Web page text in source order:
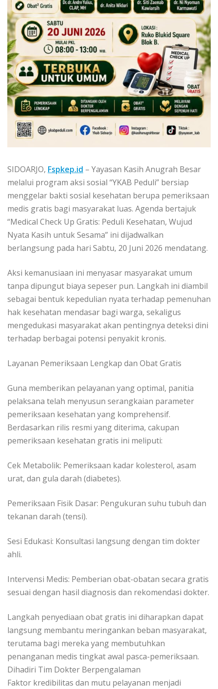
SIDOARJO, Fspkep.id – Yayasan Kasih Anugrah Besar
melalui program aksi sosial “YKAB Peduli” bersiap
menggelar bakti sosial kesehatan berupa pemeriksaan
medis gratis bagi masyarakat luas. Agenda bertajuk
“Medical Check Up Gratis: Peduli Kesehatan, Wujud
Nyata Kasih untuk Sesama” ini dijadwalkan
berlangsung pada hari Sabtu, 20 Juni 2026 mendatang.
​Aksi kemanusiaan ini menyasar masyarakat umum
tanpa dipungut biaya sepeser pun. Langkah ini diambil
sebagai bentuk kepedulian nyata terhadap pemenuhan
hak kesehatan mendasar bagi warga, sekaligus
mengedukasi masyarakat akan pentingnya deteksi dini
terhadap berbagai potensi penyakit kronis.
​Layanan Pemeriksaan Lengkap dan Obat Gratis
​Guna memberikan pelayanan yang optimal, panitia
pelaksana telah menyusun serangkaian parameter
pemeriksaan kesehatan yang komprehensif.
Berdasarkan rilis resmi yang diterima, cakupan
pemeriksaan kesehatan gratis ini meliputi:
​Cek Metabolik: Pemeriksaan kadar kolesterol, asam
urat, dan gula darah (diabetes).
​Pemeriksaan Fisik Dasar: Pengukuran suhu tubuh dan
tekanan darah (tensi).
​Sesi Edukasi: Konsultasi langsung dengan tim dokter
ahli.
​Intervensi Medis: Pemberian obat-obatan secara gratis
sesuai dengan hasil diagnosis dan rekomendasi dokter.
​Langkah penyediaan obat gratis ini diharapkan dapat
langsung membantu meringankan beban masyarakat,
terutama bagi mereka yang membutuhkan
penanganan medis tingkat awal pasca-pemeriksaan.
​Dihadiri Tim Dokter Berpengalaman
​Faktor kredibilitas dan mutu pelayanan menjadi